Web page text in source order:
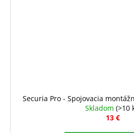
Securia Pro - Spojovacia
Skladom (>10
13 €